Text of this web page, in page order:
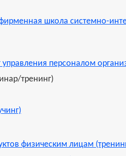
школа системно-
персоналом
тренинг)
физическим лицам